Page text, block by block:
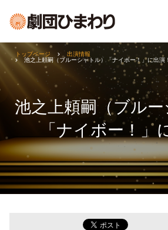
池之上頼嗣（ブルー
「ナイボー！」
トップページ
出演情報
池之上頼嗣（ブルーシャトル）「ナイボー！」に出演！